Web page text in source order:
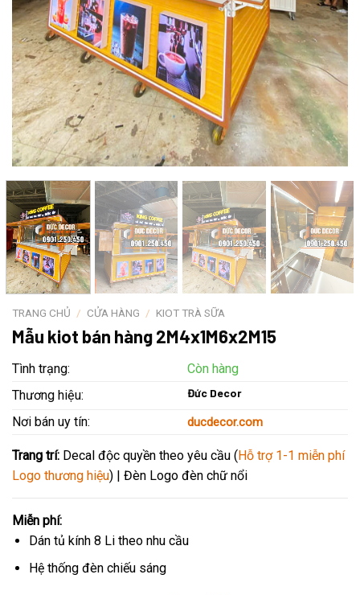
TRANG CHỦ / CỬA HÀNG / KIOT TRÀ SỮA
Mẫu kiot bán hàng 2M4x1M6x2M15
Tình trạng:
Còn hàng
Thương hiệu:
Đức Decor
Nơi bán uy tín: ducdecor.com
Trang trí: Decal độc quyền theo yêu cầu (Hỗ trợ 1-1 miễn phí
Logo thương hiệu) | Đèn Logo đèn chữ nổi
Miễn phí:
Dán tủ kính 8 Li theo nhu cầu
Hệ thống đèn chiếu sáng